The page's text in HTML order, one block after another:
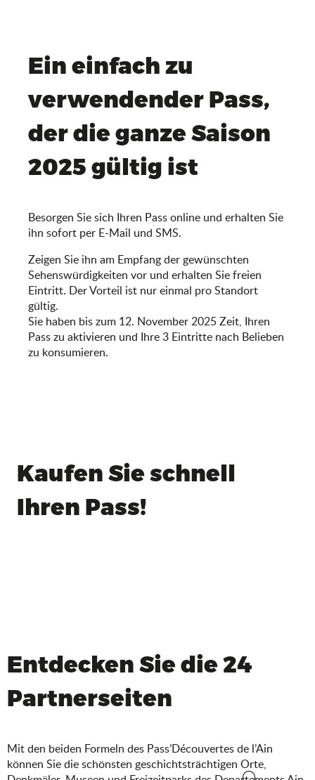
Ein einfach zu
verwendender Pass,
der die ganze Saison
2025 gültig ist
Besorgen Sie sich Ihren Pass online und erhalten Sie
ihn sofort per E-Mail und SMS.
Zeigen Sie ihn am Empfang der gewünschten
Sehenswürdigkeiten vor und erhalten Sie freien
Eintritt. Der Vorteil ist nur einmal pro Standort
gültig.
Sie haben bis zum 12. November 2025 Zeit, Ihren
Pass zu aktivieren und Ihre 3 Eintritte nach Belieben
zu konsumieren.
Kaufen Sie schnell
Ihren Pass!
Entdecken Sie die 24
Partnerseiten
Mit den beiden Formeln des Pass’Découvertes de l’Ain
können Sie die schönsten geschichtsträchtigen Orte,